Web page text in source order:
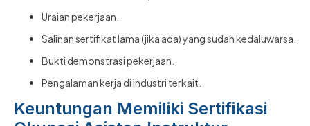
Uraian pekerjaan.
Salinan sertifikat lama (jika ada) yang sudah kedaluwarsa.
Bukti demonstrasi pekerjaan.
Pengalaman kerja di industri terkait.
Keuntungan Memiliki Sertifikasi